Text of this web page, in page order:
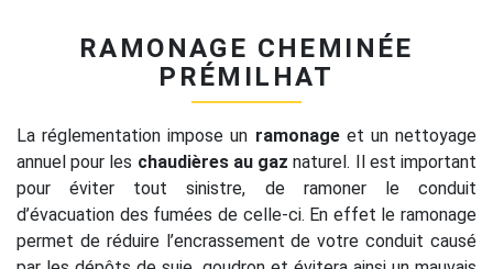
RAMONAGE CHEMINÉE
PRÉMILHAT
La réglementation impose un ramonageet un nettoyage
annuel pour les chaudières au gaz naturel. Il est important
pour éviter tout sinistre, de ramoner le conduit
d’évacuation des fumées de celle-ci. En effet le ramonage
permet de réduire l’encrassement de votre conduit causé